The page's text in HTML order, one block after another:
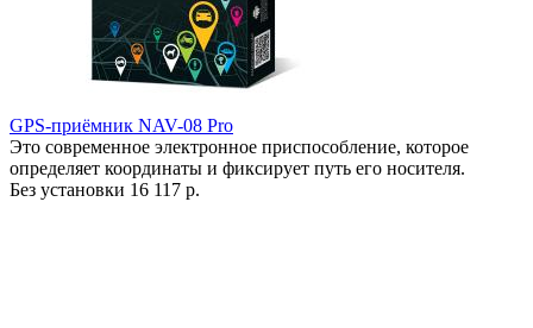
GPS-приёмник NAV-08 Pro
Это современное электронное приспособление, которое
определяет координаты и фиксирует путь его носителя.
Без установки 16 117 р.